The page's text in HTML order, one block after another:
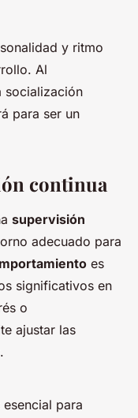
y ritmo
Al
socialización
para ser un
continua
supervisión
adecuado para
es
significativos en
o
ajustar las
esencial para